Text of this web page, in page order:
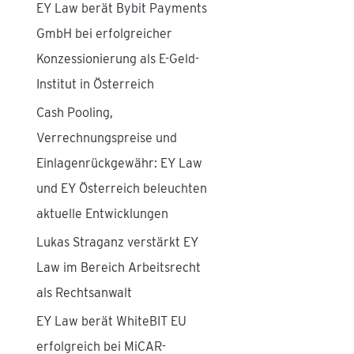
:
EY Law berät Bybit Payments
GmbH bei erfolgreicher
Konzessionierung als E-Geld-
Institut in Österreich
Cash Pooling,
Verrechnungspreise und
Einlagenrückgewähr: EY Law
und EY Österreich beleuchten
aktuelle Entwicklungen
Lukas Straganz verstärkt EY
Law im Bereich Arbeitsrecht
als Rechtsanwalt
EY Law berät WhiteBIT EU
erfolgreich bei MiCAR-